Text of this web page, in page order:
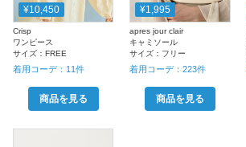
¥10,450
Crisp
ワンピース
サイズ： FREE
着用コーデ： 11件
商品を見る
¥1,995
apres jour clair
キャミソール
サイズ： フリー
着用コーデ：223件
商品を見る